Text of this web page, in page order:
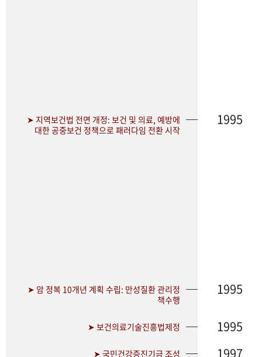
➤ 지역보건법 전면 개정: 보건 및 의료, 예방에
대한 공중보건 정책으로 패러다임 전환 시작
1995
➤ 암 정복 10개년 계획 수립: 만성질환 관리정
책수행
1995
➤ 보건의료기술진흥법제정 1995
➤ 국민건강증진기금 조성 1997